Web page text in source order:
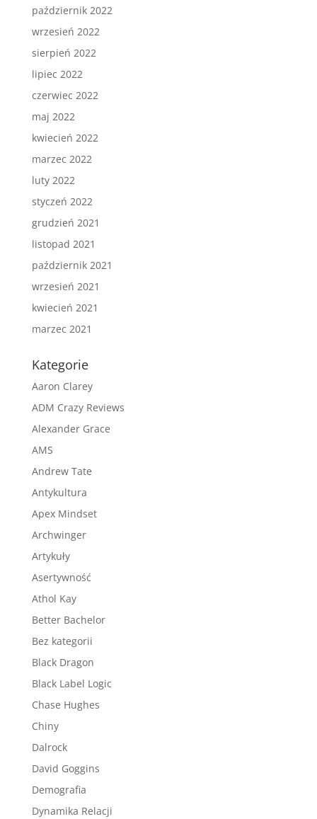
październik 2022
wrzesień 2022
sierpień 2022
lipiec 2022
czerwiec 2022
maj 2022
kwiecień 2022
marzec 2022
luty 2022
styczeń 2022
grudzień 2021
listopad 2021
październik 2021
wrzesień 2021
kwiecień 2021
marzec 2021
Kategorie
Aaron Clarey
ADM Crazy Reviews
Alexander Grace
AMS
Andrew Tate
Antykultura
Apex Mindset
Archwinger
Artykuły
Asertywność
Athol Kay
Better Bachelor
Bez kategorii
Black Dragon
Black Label Logic
Chase Hughes
Chiny
Dalrock
David Goggins
Demografia
Dynamika Relacji